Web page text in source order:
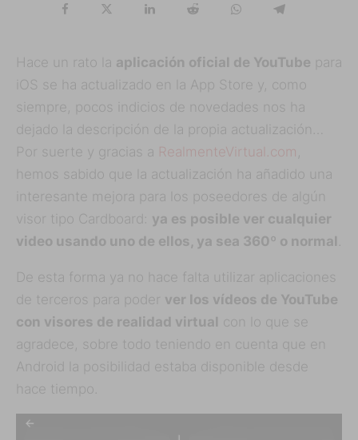
Hace un rato la aplicación oficial de YouTube para
iOS se ha actualizado en la App Store y, como
siempre, pocos indicios de novedades nos ha
dejado la descripción de la propia actualización…
Por suerte y gracias a RealmenteVirtual.com
hemos sabido que la actualización ha añadido una
interesante mejora para los poseedores de algún
visor tipo Cardboard: ya es posible ver cualquier
video usando uno de ellos, ya sea 360º o normal
De esta forma ya no hace falta utilizar aplicaciones
de terceros para poder ver los vídeos de YouTube
con visores de realidad virtual con lo que se
agradece, sobre todo teniendo en cuenta que en
Android la posibilidad estaba disponible desde
hace tiempo.